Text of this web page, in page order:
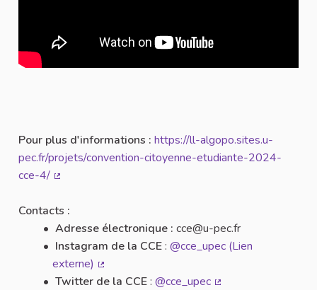
Pour plus d'informations : https://ll-algopo.sites.u-
pec.fr/projets/convention-citoyenne-etudiante-2024-
cce-4/
Contacts :
Adresse électronique : cce@u-pec.fr
Instagram de la CCE: @cce_upec (Lien
externe)
(Lien externe)
Twitter de la CCE: @cce_upec